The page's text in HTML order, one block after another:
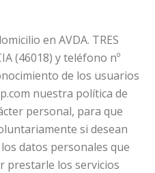
en AVDA. TRES
(46018) y teléfono nº
de los usuarios
nuestra política de
personal, para que
si desean
los datos personales que
prestarle los servicios